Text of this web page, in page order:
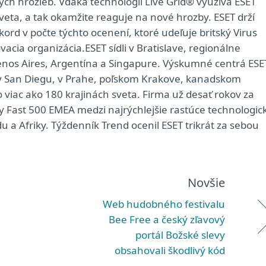
a tak okamžite reaguje na nové hrozby. ESET drží
v počte týchto ocenení, ktoré udeľuje britský Virus
organizácia.ESET sídli v Bratislave, regionálne
Aires, Argentína a Singapure. Výskumné centrá
Diegu, v Prahe, poľskom Krakove, kanadskom
ako 180 krajinách sveta. Firma už desať rokov za
500 EMEA medzi najrýchlejšie rastúce
Afriky. Týždenník Trend ocenil ESET trikrát za sebou
Novšie
Web hudobného festivalu
Bee Free a český zľavový
portál Božské slevy
obsahovali škodlivý kód